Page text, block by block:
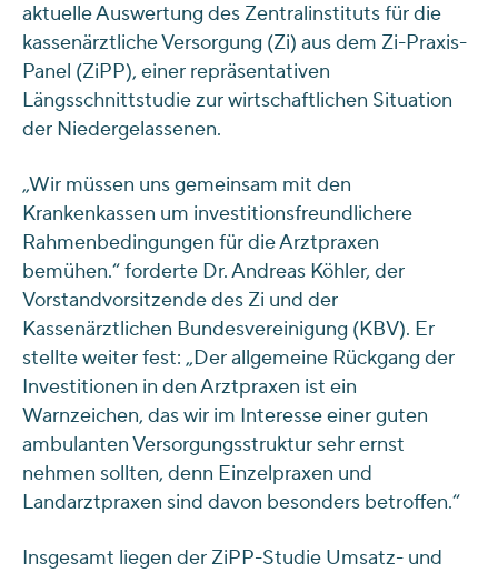
aktuelle Auswertung des Zentralinstituts für die
kassenärztliche Versorgung (Zi) aus dem Zi-Praxis-
Panel (ZiPP), einer repräsentativen
Längsschnittstudie zur wirtschaftlichen Situation
der Niedergelassenen.
„Wir müssen uns gemeinsam mit den
Krankenkassen um investitionsfreundlichere
Rahmenbedingungen für die Arztpraxen
bemühen.“ forderte Dr. Andreas Köhler, der
Vorstandvorsitzende des Zi und der
Kassenärztlichen Bundesvereinigung (KBV). Er
stellte weiter fest: „Der allgemeine Rückgang der
Investitionen in den Arztpraxen ist ein
Warnzeichen, das wir im Interesse einer guten
ambulanten Versorgungsstruktur sehr ernst
nehmen sollten, denn Einzelpraxen und
Landarztpraxen sind davon besonders betroffen.“
Insgesamt liegen der ZiPP-Studie Umsatz- und